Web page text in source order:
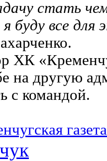
стать
буду все для
ХК
на другую
с командой.
газета